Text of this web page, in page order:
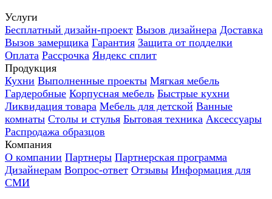
Услуги
Бесплатный дизайн-проект Вызов дизайнера Доставка
Вызов замерщика Гарантия Защита от подделки
Оплата Рассрочка Яндекс сплит
Продукция
Кухни Выполненные проекты Мягкая мебель
Гардеробные Корпусная мебель Быстрые кухни
Ликвидация товара Мебель для детской Ванные
комнаты Столы и стулья Бытовая техника Аксессуары
Распродажа образцов
Компания
О компании Партнеры Партнерская программа
Дизайнерам Вопрос-ответ Отзывы Информация для
СМИ